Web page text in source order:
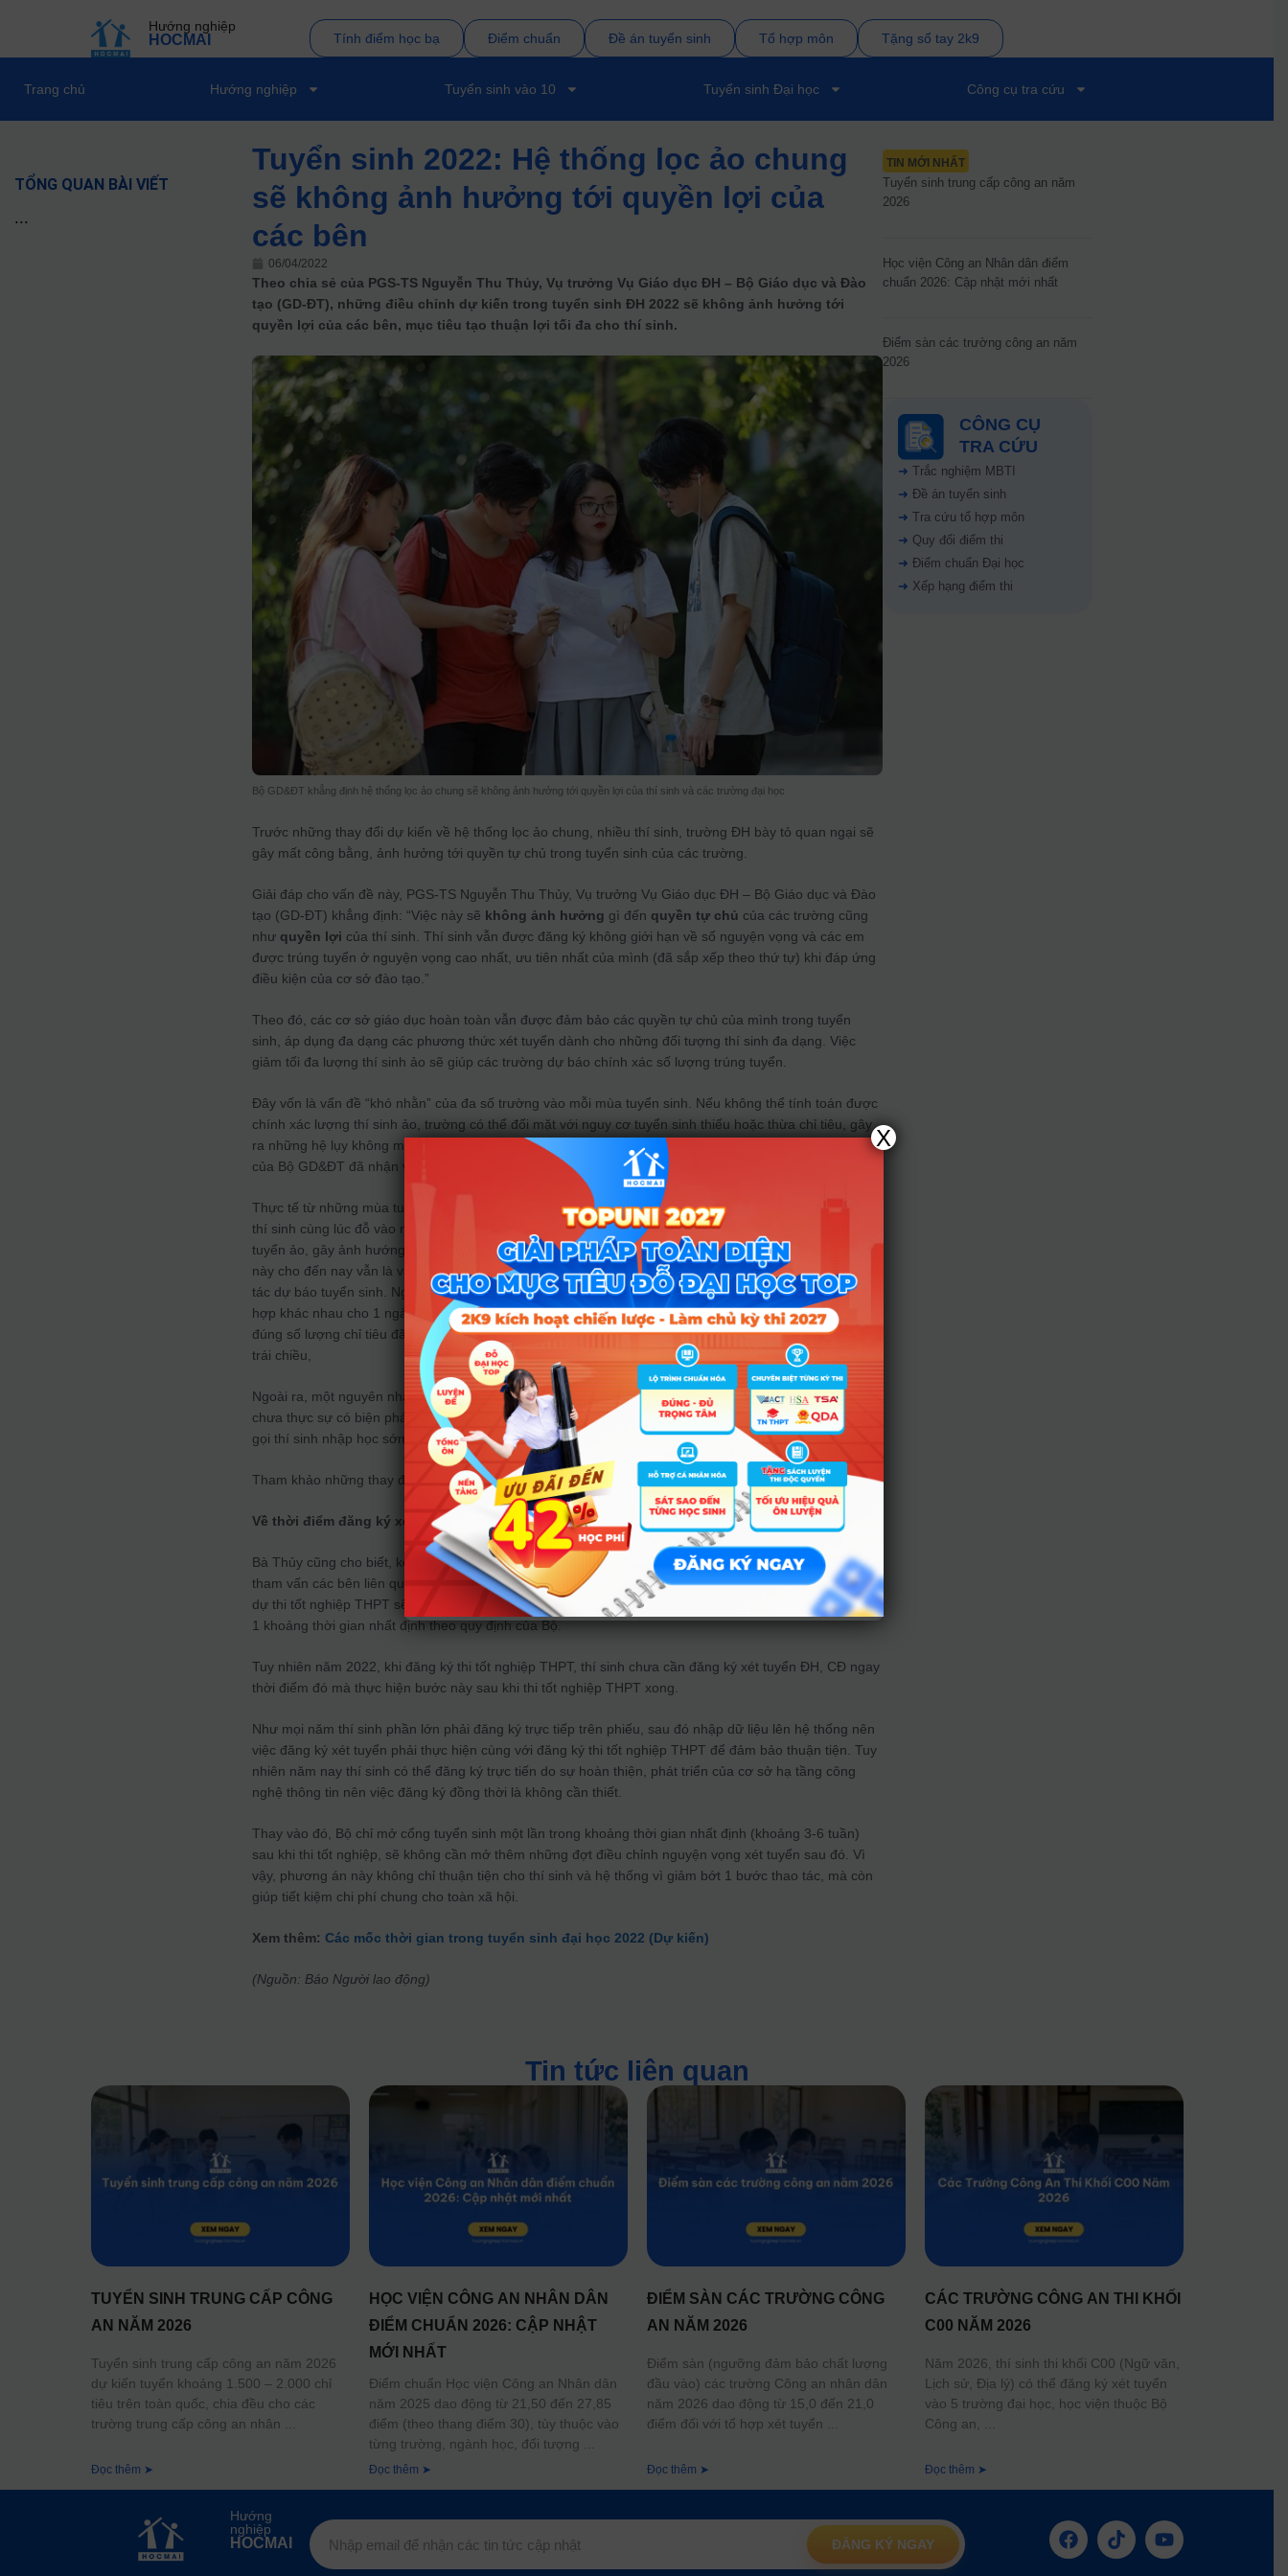
Hướng nghiệp
HOCMAI Tính điểm học bạ Điểm chuẩn Đề án tuyển sinh Tổ hợp môn Tặng sổ tay 2k9
Trang chủ Hướng nghiệp Tuyển sinh vào 10 Tuyển sinh Đại học Công cụ tra cứu
TỔNG QUAN BÀI VIẾT
...
Tuyển sinh 2022: Hệ thống lọc ảo chung
sẽ không ảnh hưởng tới quyền lợi của
các bên
06/04/2022
Theo chia sẻ của PGS-TS Nguyễn Thu Thủy, Vụ trưởng Vụ Giáo dục ĐH – Bộ Giáo dục và Đào
tạo (GD-ĐT), những điều chỉnh dự kiến trong tuyển sinh ĐH 2022 sẽ không ảnh hưởng tới
quyền lợi của các bên, mục tiêu tạo thuận lợi tối đa cho thí sinh.
Bộ GD&ĐT khẳng định hệ thống lọc ảo chung sẽ không ảnh hưởng tới quyền lợi của thí sinh và các trường đại học
Trước những thay đổi dự kiến về hệ thống lọc ảo chung, nhiều thí sinh, trường ĐH bày tỏ quan ngại sẽ
gây mất công bằng, ảnh hưởng tới quyền tự chủ trong tuyển sinh của các trường.
Giải đáp cho vấn đề này, PGS-TS Nguyễn Thu Thủy, Vụ trưởng Vụ Giáo dục ĐH – Bộ Giáo dục và Đào
tạo (GD-ĐT) khẳng định: “Việc này sẽ không ảnh hưởng gì đến quyền tự chủ của các trường cũng
như quyền lợi của thí sinh. Thí sinh vẫn được đăng ký không giới hạn về số nguyện vọng và các em
được trúng tuyển ở nguyện vọng cao nhất, ưu tiên nhất của mình (đã sắp xếp theo thứ tự) khi đáp ứng
điều kiện của cơ sở đào tạo.”
Theo đó, các cơ sở giáo dục hoàn toàn vẫn được đảm bảo các quyền tự chủ của mình trong tuyển
sinh, áp dụng đa dạng các phương thức xét tuyển dành cho những đối tượng thí sinh đa dạng. Việc
giảm tối đa lượng thí sinh ảo sẽ giúp các trường dự báo chính xác số lượng trúng tuyển.
Đây vốn là vấn đề “khó nhằn” của đa số trường vào mỗi mùa tuyển sinh. Nếu không thể tính toán được
chính xác lượng thí sinh ảo, trường có thể đối mặt với nguy cơ tuyển sinh thiếu hoặc thừa chỉ tiêu, gây
ra những hệ lụy không mong muốn. Do đó, chủ trương xây dựng, áp dụng phần mềm lọc ảo chung này
của Bộ GD&ĐT đã nhận về những phản ứng tích cực, được sự đồng thuận của nhiều trường ĐH.
Thực tế từ những mùa tuyển sinh trước, thí sinh ảo vẫn còn tồn tại một số lượng không nhỏ. Ví dụ một
thí sinh cùng lúc đỗ vào nhiều trường ĐH khác nhau trong 1 đợt xét tuyển, tạo ra những thí sinh trúng
tuyển ảo, gây ảnh hướng tới cơ hội trúng tuyển của những thí sinh khác cùng tham gia xét tuyển. Điều
này cho đến nay vẫn là vấn đề “nhức nhối” của bất cứ cơ sở đào tạo nào bởi sự khó khăn trong công
tác dự báo tuyển sinh. Nguyên nhân là do các trường thực hiện tuyển sinh bằng nhiều phương thức, tổ
hợp khác nhau cho 1 ngành đào tạo, nhưng việc phân bổ chỉ tiêu thật sự hợp lý hay tuyển sinh không
đúng số lượng chỉ tiêu đã thông báo, gây mất công bằng cho thí sinh cũng như hiệu ứng dư luận xã hội
trái chiều,
Ngoài ra, một nguyên nhân khác là nhà trường chưa xây dựng nhiều phương thức tuyển sinh những
chưa thực sự có biện pháp giải quyết tình trạng này để bảo vệ sự công bằng cho thí sinh, nhiều trường
gọi thí sinh nhập học sớm nhưng vẫn không cập nhật dữ liệu lên hệ thống chung.
Tham khảo những thay đổi trong kỳ tuyển sinh năm 2022TẠI ĐÂY
Về thời điểm đăng ký xét tuyển ĐH:
Bà Thủy cũng cho biết, kế hoạch tuyển sinh còn phụ thuộc vào thời điểm thi. Hiện nay, Bộ GD-ĐT đang
tham vấn các bên liên quan để cố gắng công bố trong thời gian sớm nhất. Dự kiến thời điểm đăng ký
dự thi tốt nghiệp THPT sẽ bình thường như mọi năm, có nghĩa là thí sinh thực hiện đăng ký trước khi thi
1 khoảng thời gian nhất định theo quy định của Bộ.
Tuy nhiên năm 2022, khi đăng ký thi tốt nghiệp THPT, thí sinh chưa cần đăng ký xét tuyển ĐH, CĐ ngay
thời điểm đó mà thực hiện bước này sau khi thi tốt nghiệp THPT xong.
Như mọi năm thí sinh phần lớn phải đăng ký trực tiếp trên phiếu, sau đó nhập dữ liệu lên hệ thống nên
việc đăng ký xét tuyển phải thực hiện cùng với đăng ký thi tốt nghiệp THPT để đảm bảo thuận tiện. Tuy
nhiên năm nay thí sinh có thể đăng ký trực tiến do sự hoàn thiện, phát triển của cơ sở hạ tầng công
nghệ thông tin nên việc đăng ký đồng thời là không cần thiết.
Thay vào đó, Bộ chỉ mở cổng tuyển sinh một lần trong khoảng thời gian nhất định (khoảng 3-6 tuần)
sau khi thi tốt nghiệp, sẽ không cần mở thêm những đợt điều chỉnh nguyện vọng xét tuyển sau đó. Vì
vậy, phương án này không chỉ thuận tiện cho thí sinh và hệ thống vì giảm bớt 1 bước thao tác, mà còn
giúp tiết kiệm chi phí chung cho toàn xã hội.
Xem thêm:Các mốc thời gian trong tuyển sinh đại học 2022 (Dự kiến)
(Nguồn: Báo Người lao động)
TIN MỚI NHẤT
Tuyển sinh trung cấp công an năm
2026
Học viện Công an Nhân dân điểm
chuẩn 2026: Cập nhật mới nhất
Điểm sàn các trường công an năm
2026
CÔNG CỤ
TRA CỨU
➜ Trắc nghiệm MBTI
➜ Đề án tuyển sinh
➜ Tra cứu tổ hợp môn
➜ Quy đổi điểm thi
➜ Điểm chuẩn Đại học
➜ Xếp hạng điểm thi
Tin tức liên quan
TUYỂN SINH TRUNG CẤP CÔNG
AN NĂM 2026
Tuyển sinh trung cấp công an năm 2026
dự kiến tuyển khoảng 1.500 – 2.000 chỉ
tiêu trên toàn quốc, chia đều cho các
trường trung cấp công an nhân
Đọc thêm ➤
HỌC VIỆN CÔNG AN NHÂN DÂN
ĐIỂM CHUẨN 2026: CẬP NHẬT
MỚI NHẤT
Điểm chuẩn Học viện Công an Nhân dân
năm 2025 dao động từ 21,50 đến 27,85
điểm (theo thang điểm 30), tùy thuộc vào
từng trường, ngành học, đối tượng
Đọc thêm ➤
ĐIỂM SÀN CÁC TRƯỜNG CÔNG
AN NĂM 2026
Điểm sàn (ngưỡng đảm bảo chất lượng
đầu vào) các trường Công an nhân dân
năm 2026 dao động từ 15,0 đến 21,0
điểm đối với tổ hợp xét tuyển
Đọc thêm ➤
CÁC TRƯỜNG CÔNG AN THI KHỐI
C00 NĂM 2026
Năm 2026, thí sinh thi khối C00 (Ngữ văn,
Lịch sử, Địa lý) có thể đăng ký xét tuyển
vào 5 trường đại học, học viện thuộc Bộ
Công an,
Đọc thêm ➤
Hướng
nghiệp
HOCMAI ĐĂNG KÝ NGAY
X